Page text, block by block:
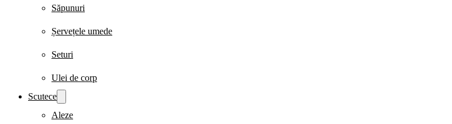
Săpunuri
Șervețele umede
Seturi
Ulei de corp
Scutece
Aleze